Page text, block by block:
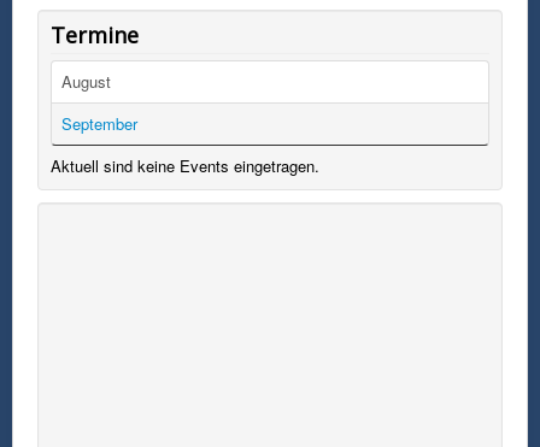
Termine
August
September
Aktuell sind keine Events eingetragen.